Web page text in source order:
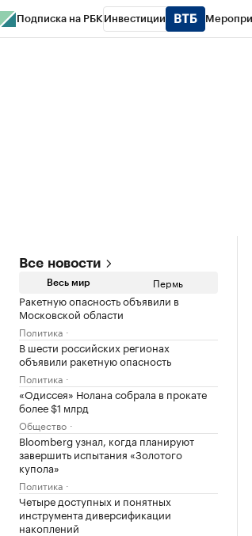
Подписка на РБК Инвестиции
Все новости
Весь мир Пермь
Ракетную опасность объявили в
Московской области
Политика
В шести российских регионах
объявили ракетную опасность
Политика
«Одиссея» Нолана собрала в прокате
более $1 млрд
Общество
Bloomberg узнал, когда планируют
завершить испытания «Золотого
купола»
Политика
Четыре доступных и понятных
инструмента диверсификации
накоплений